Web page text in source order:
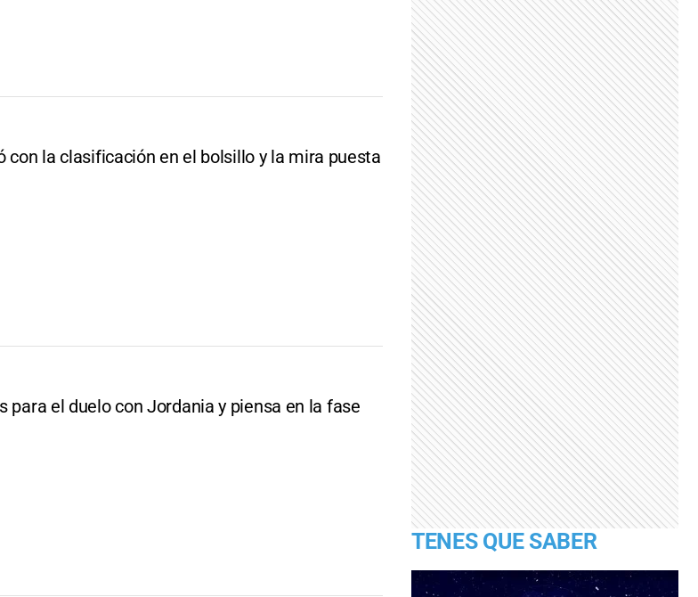
con la clasificación en el bolsillo y la mira puesta
para el duelo con Jordania y piensa en la fase
TENES QUE SABER